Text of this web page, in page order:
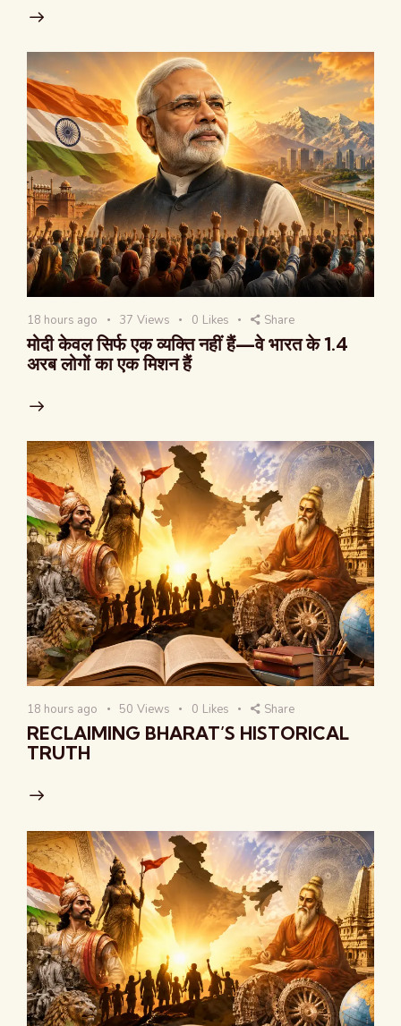
18 hours ago 37 Views 0 Likes Share
मोदी केवल सिर्फ एक व्यक्ति नहीं हैं—वे भारत के 1.4
अरब लोगों का एक मिशन हैं
18 hours ago 50 Views 0 Likes Share
RECLAIMING BHARAT’S HISTORICAL
TRUTH